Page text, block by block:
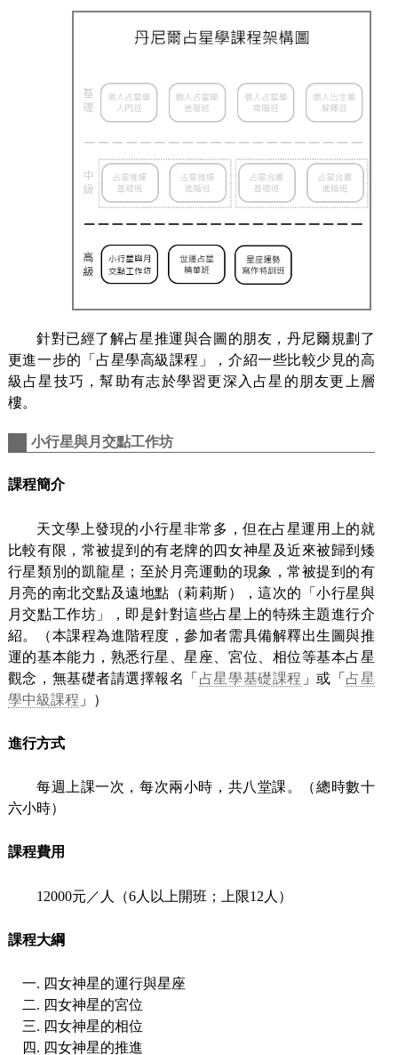
針對已經了解占星推運與合圖的朋友，丹尼爾規劃了
更進一步的「占星學高級課程」，介紹一些比較少見的高
級占星技巧，幫助有志於學習更深入占星的朋友更上層
樓。
小行星與月交點工作坊
課程簡介
天文學上發現的小行星非常多，但在占星運用上的就
比較有限，常被提到的有老牌的四女神星及近來被歸到矮
行星類別的凱龍星；至於月亮運動的現象，常被提到的有
月亮的南北交點及遠地點（莉莉斯），這次的「小行星與
月交點工作坊」，即是針對這些占星上的特殊主題進行介
紹。（本課程為進階程度，參加者需具備解釋出生圖與推
運的基本能力，熟悉行星、星座、宮位、相位等基本占星
觀念，無基礎者請選擇報名「 占星學基礎課程 」或「 占星
學中級課程 」）
進行方式
每週上課一次，每次兩小時，共八堂課。（總時數十
六小時）
課程費用
12000元／人（6人以上開班；上限12人）
課程大綱
四女神星的運行與星座
四女神星的宮位
四女神星的相位
四女神星的推進